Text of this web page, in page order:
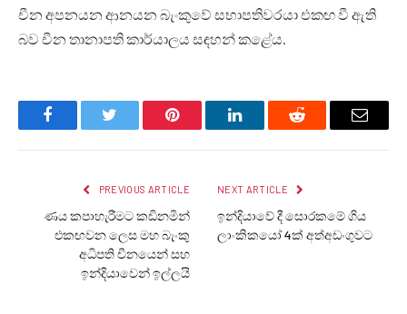
චීන අපනයන ආනයන බැංකුවේ සභාපතිවරයා එකඟ වී ඇති
බව චීන තානාපති කාර්යාලය සඳහන් කළේය.
FacebookTwitter Pinterest LinkedInReddit Email
PREVIOUS ARTICLE
ණය කපාහැරීමට කඩිනමින්
එකඟවන ලෙස මහ බැංකු
අධිපති චීනයෙන් සහ
ඉන්දියාවෙන් ඉල්ලයි
NEXT ARTICLE
ඉන්දියාවේ දී සොරකමේ ගිය
ලාංකිකයෝ 4ක් අත්අඩංගුවට